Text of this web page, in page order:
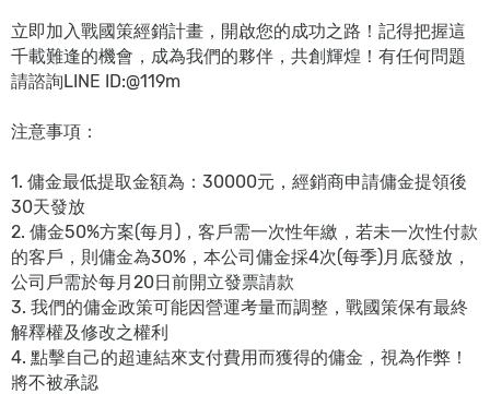
立即加入戰國策經銷計畫，開啟您的成功之路！記得把握這
千載難逢的機會，成為我們的夥伴，共創輝煌！有任何問題
請諮詢LINE ID:@119m
注意事項：
1. 傭金最低提取金額為：30000元，經銷商申請傭金提領後
30天發放
2. 傭金50%方案(每月)，客戶需一次性年繳，若未一次性付款
的客戶，則傭金為30%，本公司傭金採4次(每季)月底發放，
公司戶需於每月20日前開立發票請款
3. 我們的傭金政策可能因營運考量而調整，戰國策保有最終
解釋權及修改之權利
4. 點擊自己的超連結來支付費用而獲得的傭金，視為作弊！
將不被承認